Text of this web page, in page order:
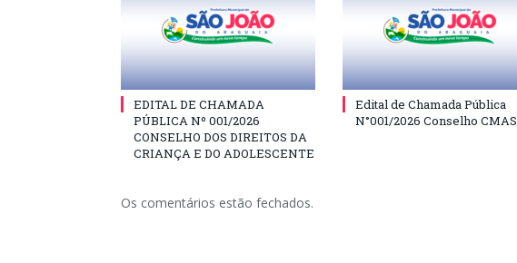
EDITAL DE CHAMADA
PÚBLICA Nº 001/2026
CONSELHO DOS DIREITOS DA
CRIANÇA E DO ADOLESCENTE
Edital de Chamada Pública
N°001/2026 Conselho CMAS
Os comentários estão fechados.